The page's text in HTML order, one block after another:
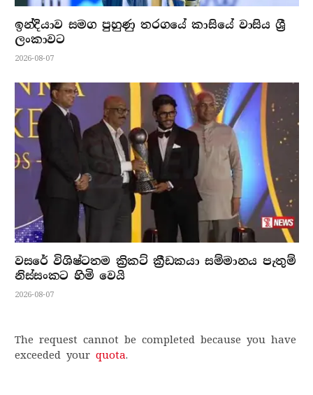
ඉන්දියාව සමග පුහුණු තරගයේ කාසියේ වාසිය ශ්‍රී
ලංකාවට
2026-08-07
වසරේ විශිෂ්ටතම ක්‍රිකට් ක්‍රීඩකයා සම්මානය පැතුම්
නිස්සංකට හිමි වෙයි
2026-08-07
The request cannot be completed because you have
exceeded your quota.